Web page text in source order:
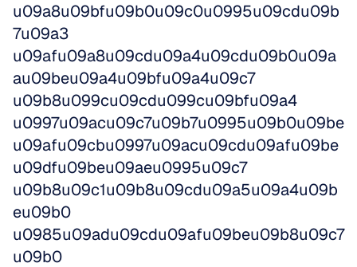
u09a8u09bfu09b0u09c0u0995u09cdu09b
7u09a3
u09afu09a8u09cdu09a4u09cdu09b0u09a
au09beu09a4u09bfu09a4u09c7
u09b8u099cu09cdu099cu09bfu09a4
u0997u09acu09c7u09b7u0995u09b0u09be
u09afu09cbu0997u09acu09cdu09afu09be
u09dfu09beu09aeu0995u09c7
u09b8u09c1u09b8u09cdu09a5u09a4u09b
eu09b0
u0985u09adu09cdu09afu09beu09b8u09c7
u09b0